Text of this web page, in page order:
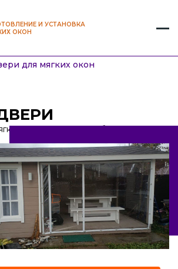
И УСТАНОВКА
ОКОН
для мягких окон
дверей от 1100 рублей за